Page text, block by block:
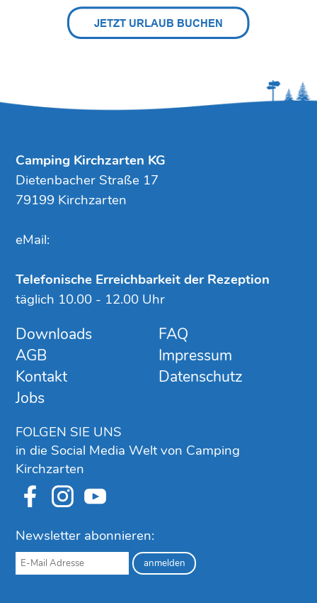
Downloads
AGB
Kontakt
Jobs
FAQ
Impressum
Datenschutz
FOLGEN SIE UNS
in die Social Media Welt von Camping
Kirchzarten
Newsletter abonnieren:
Camping Kirchzarten KG
Dietenbacher Straße 17
79199 Kirchzarten
eMail:
Telefonische Erreichbarkeit der Rezeption
täglich 10.00 - 12.00 Uhr